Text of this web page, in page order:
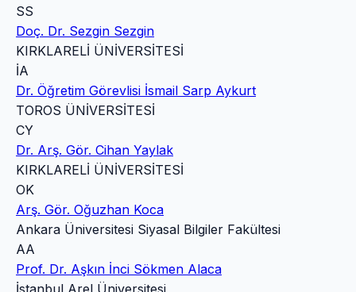
SS
Doç. Dr. Sezgin Sezgin
KIRKLARELİ ÜNİVERSİTESİ
İA
Dr. Öğretim Görevlisi İsmail Sarp Aykurt
TOROS ÜNİVERSİTESİ
CY
Dr. Arş. Gör. Cihan Yaylak
KIRKLARELİ ÜNİVERSİTESİ
OK
Arş. Gör. Oğuzhan Koca
Ankara Üniversitesi Siyasal Bilgiler Fakültesi
AA
Prof. Dr. Aşkın İnci Sökmen Alaca
İstanbul Arel Üniversitesi